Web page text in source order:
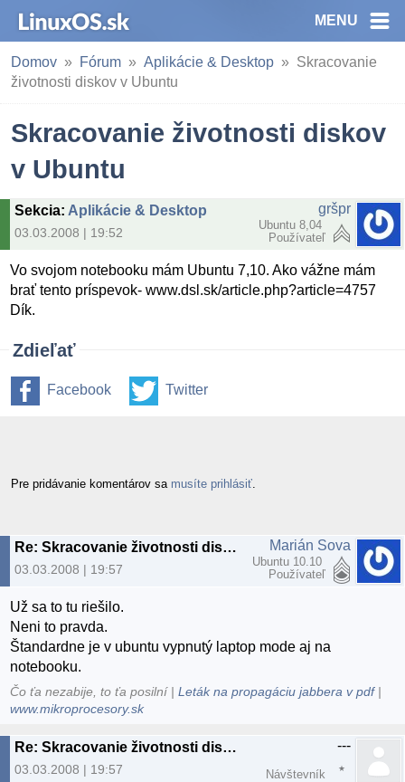
MENU
Domov Fórum Aplikácie & Desktop
Skracovanie
životnosti diskov v Ubuntu
Skracovanie životnosti diskov
v Ubuntu
Sekcia: Aplikácie & Desktop
03.03.2008 | 19:52
gršpr
Ubuntu 8,04
Používateľ
Vo svojom notebooku mám Ubuntu 7,10. Ako vážne mám
brať tento príspevok- www.dsl.sk/article.php?article=4757
Dík.
Zdieľať
Facebook Twitter
Pre pridávanie komentárov sa musíte prihlásiť
Re: Skracovanie životnosti diskov v Ubuntu
03.03.2008 | 19:57
Marián Sova
Ubuntu 10.10
Používateľ
Už sa to tu riešilo.
Neni to pravda.
Štandardne je v ubuntu vypnutý laptop mode aj na
notebooku.
Čo ťa nezabije, to ťa posilní |Leták na propagáciu jabbera v pdf|
www.mikroprocesory.sk
Re: Skracovanie životnosti diskov v Ubuntu
03.03.2008 | 19:57
---
Návštevník